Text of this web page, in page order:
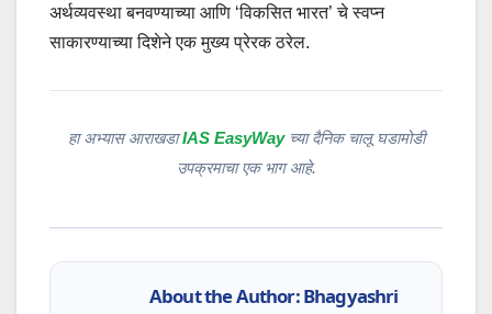
अर्थव्यवस्था बनवण्याच्या आणि ‘विकसित भारत’ चे स्वप्न
साकारण्याच्या दिशेने एक मुख्य प्रेरक ठरेल.
हा अभ्यास आराखडाIAS EasyWayच्या दैनिक चालू घडामोडी
उपक्रमाचा एक भाग आहे.
About the Author: Bhagyashri